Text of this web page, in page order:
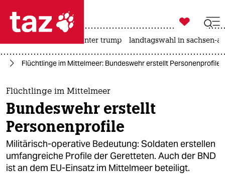
 taz zahl ich
taz zahl ich
themen
politik
öko
gesellschaft

taz zahl ich
usa unter trump landtagswahl in sachsen-
Flüchtlinge im Mittelmeer: Bundeswehr erstellt Personenprofile
Flüchtlinge im Mittelmeer
Bundeswehr erstellt
Personenprofile
Militärisch-operative Bedeutung: Soldaten erstellen
umfangreiche Profile der Geretteten. Auch der BND
ist an dem EU-Einsatz im Mittelmeer beteiligt.